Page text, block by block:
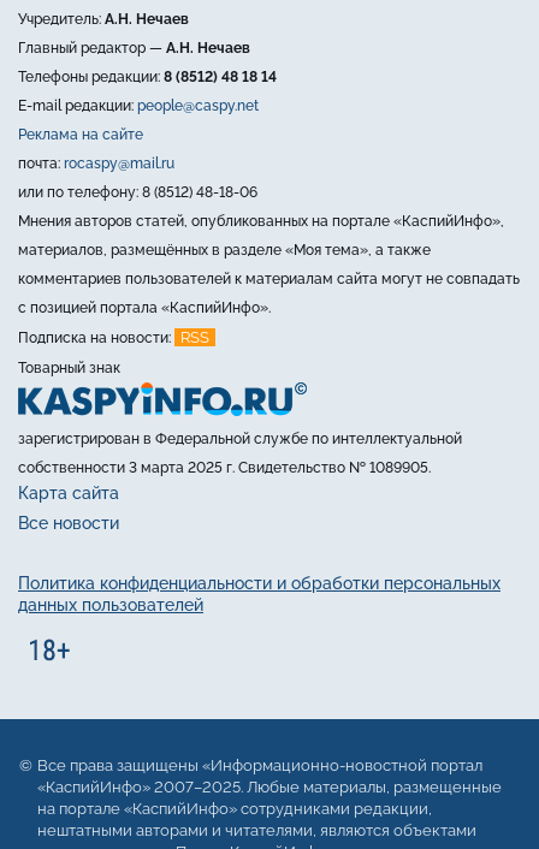
Учредитель: А.Н. Нечаев
Главный редактор — А.Н. Нечаев
Телефоны редакции: 8 (8512) 48 18 14
E-mail редакции: people@caspy.net
Реклама на сайте
почта: rocaspy@mail.ru
или по телефону: 8 (8512) 48-18-06
Мнения авторов статей, опубликованных на портале «КаспийИнфо»,
материалов, размещённых в разделе «Моя тема», а также
комментариев пользователей к материалам сайта могут не совпадать
с позицией портала «КаспийИнфо».
Подписка на новости:
RSS
Товарный знак
зарегистрирован в Федеральной службе по интеллектуальной
собственности 3 марта 2025 г. Свидетельство № 1089905.
Карта сайта
Все новости
Политика конфиденциальности и обработки персональных
данных пользователей
Все права защищены «Информационно-новостной портал
«КаспийИнфо» 2007–2025. Любые материалы, размещенные
на портале «КаспийИнфо» сотрудниками редакции,
нештатными авторами и читателями, являются объектами